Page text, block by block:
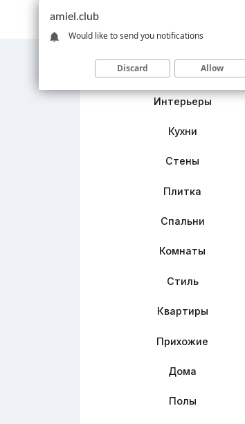
Главная
Интерьеры
Кухни
Стены
Плитка
Спальни
Комнаты
Стиль
Квартиры
Прихожие
Дома
Полы
amiel.club
Would like to send you notifications
Discard Allow